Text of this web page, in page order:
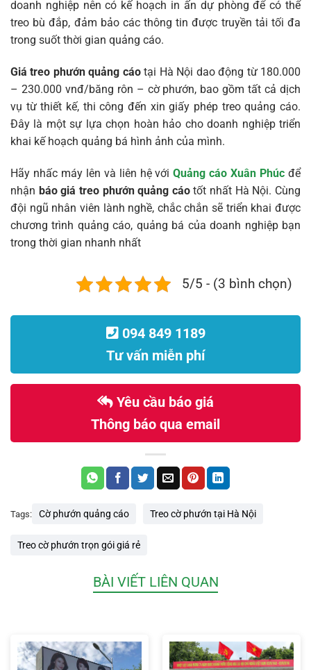
doanh nghiệp nên có kế hoạch in ấn dự phòng để có thể
treo bù đắp, đảm bảo các thông tin được truyền tải tối đa
trong suốt thời gian quảng cáo.
Giá treo phướn quảng cáotại Hà Nội dao động từ 180.000
– 230.000 vnđ/băng rôn – cờ phướn, bao gồm tất cả dịch
vụ từ thiết kế, thi công đến xin giấy phép treo quảng cáo.
Đây là một sự lựa chọn hoàn hảo cho doanh nghiệp triển
khai kế hoạch quảng bá hình ảnh của mình.
Hãy nhấc máy lên và liên hệ vớiQuảng cáo Xuân Phúc để
nhận báo giá treo phướn quảng cáotốt nhất Hà Nội. Cùng
đội ngũ nhân viên lành nghề, chắc chắn sẽ triển khai được
chương trình quảng cáo, quảng bá của doanh nghiệp bạn
trong thời gian nhanh nhất
5/5 - (3 bình chọn)
094 849 1189
Tư vấn miễn phí
Yêu cầu báo giá
Thông báo qua email
Tags: Cờ phướn quảng cáo Treo cờ phướn tại Hà Nội
Treo cờ phướn trọn gói giá rẻ
BÀI VIẾT LIÊN QUAN